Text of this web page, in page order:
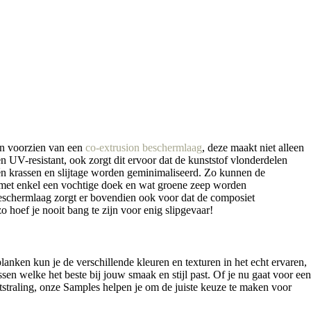
voorzien van een co-extrusion beschermlaag, deze maakt niet alleen
UV-resistant, ook zorgt dit ervoor dat de kunststof vlonderdelen
krassen en slijtage worden geminimaliseerd. Zo kunnen de
enkel een vochtige doek en wat groene zeep worden
zorgt er bovendien ook voor dat de composiet
hoef je nooit bang te zijn voor enig slipgevaar!
kun je de verschillende kleuren en texturen in het echt ervaren,
welke het beste bij jouw smaak en stijl past. Of je nu gaat voor een
onze Samples helpen je om de juiste keuze te maken voor